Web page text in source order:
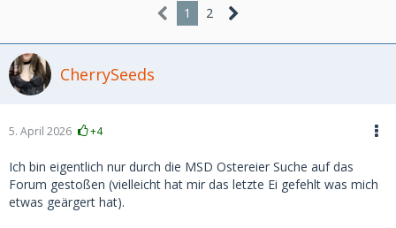
1 2
CherrySeeds
5. April 2026 +4
Ich bin eigentlich nur durch die MSD Ostereier Suche auf das
Forum gestoßen (vielleicht hat mir das letzte Ei gefehlt was mich
etwas geärgert hat).